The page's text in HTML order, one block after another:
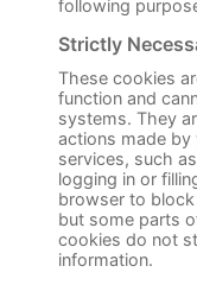
following
Strictly
These cookies
function and
systems. They
actions made
services, such
logging in or
browser to
but some parts
cookies do not
information.